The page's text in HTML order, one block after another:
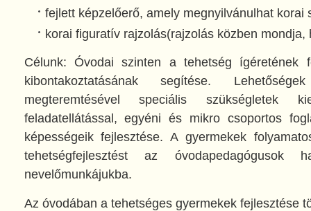
fejlett képzelőerő, amely megnyilvánulhat korai
korai figuratív rajzolás(rajzolás közben mondja,
Célunk: Óvodai szinten a tehetség ígéretének
kibontakoztatásának segítése.
megteremtésével speciális szükségletek
feladatellátással, egyéni és mikro csoportos
képességeik fejlesztése. A gyermekek
tehetségfejlesztést az óvodapedagógusok
nevelőmunkájukba.
Az óvodában a tehetséges gyermekek fejlesztése